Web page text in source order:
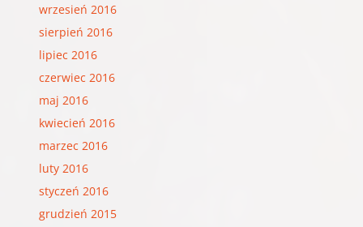
wrzesień 2016
sierpień 2016
lipiec 2016
czerwiec 2016
maj 2016
kwiecień 2016
marzec 2016
luty 2016
styczeń 2016
grudzień 2015